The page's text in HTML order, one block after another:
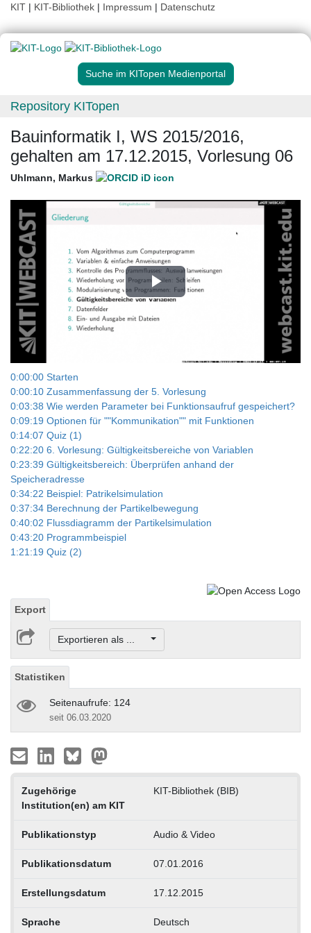
KIT | KIT-Bibliothek | Impressum | Datenschutz
Suche im KITopen Medienportal
Repository KITopen
Bauinformatik I, WS 2015/2016,
gehalten am 17.12.2015, Vorlesung 06
Uhlmann, Markus
Play
Video
0:00:00 Starten
0:00:10 Zusammenfassung der 5. Vorlesung
0:03:38 Wie werden Parameter bei Funktionsaufruf gespeichert?
0:09:19 Optionen für ""Kommunikation"" mit Funktionen
0:14:07 Quiz (1)
0:22:20 6. Vorlesung: Gültigkeitsbereiche von Variablen
0:23:39 Gültigkeitsbereich: Überprüfen anhand der
Speicheradresse
0:34:22 Beispiel: Patrikelsimulation
0:37:34 Berechnung der Partikelbewegung
0:40:02 Flussdiagramm der Partikelsimulation
0:43:20 Programmbeispiel
1:21:19 Quiz (2)
Export
Exportieren als ...
Statistiken
Seitenaufrufe: 124
seit 06.03.2020
Zugehörige
Institution(en) am KIT
KIT-Bibliothek (BIB)
Publikationstyp Audio & Video
Publikationsdatum 07.01.2016
Erstellungsdatum 17.12.2015
Sprache Deutsch